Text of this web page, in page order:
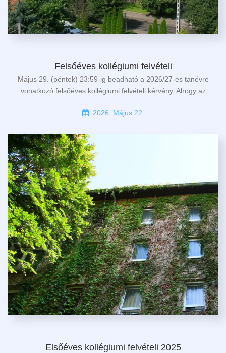
Felsőéves kollégiumi felvételi
Május 29. (péntek) 23:59-ig beadható a 2026/27-es tanévre
vonatkozó felsőéves kollégiumi felvételi kérvény. Ahogy az
2026. Május 22.
Elsőéves kollégiumi felvételi 2025